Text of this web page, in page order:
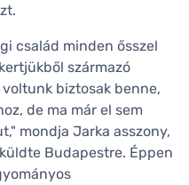
család minden ősszel
származó
biztosak benne,
de ma már el sem
mondja Jarka asszony,
Budapestre. Éppen